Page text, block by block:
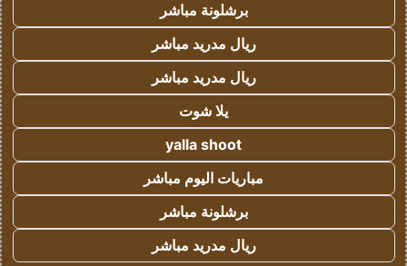
برشلونة مباشر
ريال مدريد مباشر
ريال مدريد مباشر
يلا شوت
yalla shoot
مباريات اليوم مباشر
برشلونة مباشر
ريال مدريد مباشر